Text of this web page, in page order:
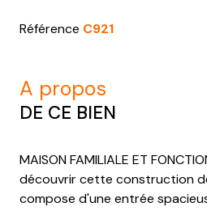
Référence C921
a propos
DE CE BIEN
MAISON FAMILIALE ET
découvrir cette construction
compose d'une entrée